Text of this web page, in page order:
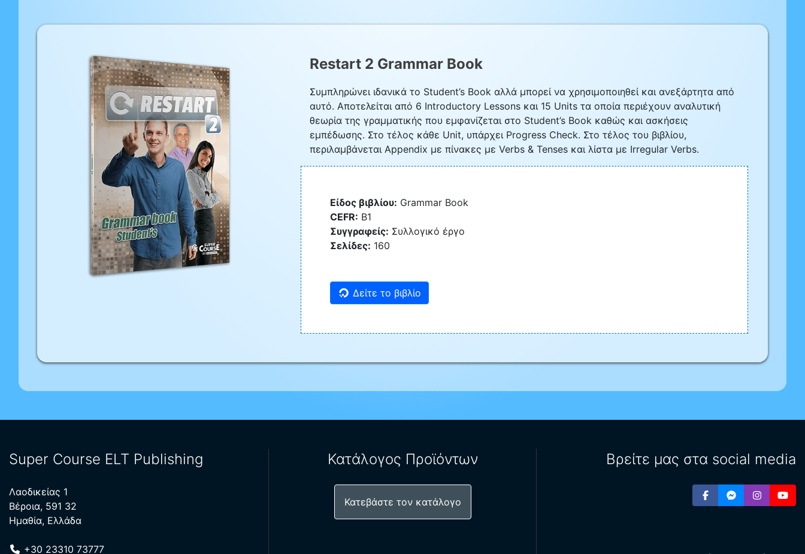
Restart 2 Grammar Book
Συμπληρώνει ιδανικά το Student’s Book αλλά μπορεί να χρησιμοποιηθεί και ανεξάρτητα από
αυτό. Αποτελείται από 6 Introductory Lessons και 15 Units τα οποία περιέχουν αναλυτική
θεωρία της γραμματικής που εμφανίζεται στο Student’s Book καθώς και ασκήσεις
εμπέδωσης. Στο τέλος κάθε Unit, υπάρχει Progress Check. Στο τέλος του βιβλίου,
περιλαμβάνεται Appendix με πίνακες με Verbs & Tenses και λίστα με Irregular Verbs.
Είδος βιβλίου: Grammar Book
CEFR: B1
Συγγραφείς: Συλλογικό έργο
Σελίδες: 160
Δείτε το βιβλίο
Super Course ELT Publishing
Λαοδικείας 1
Βέροια, 591 32
Ημαθία, Ελλάδα
+30 23310 73777
Κατάλογος Προϊόντων
Κατεβάστε τον κατάλογο
Βρείτε μας στα social media